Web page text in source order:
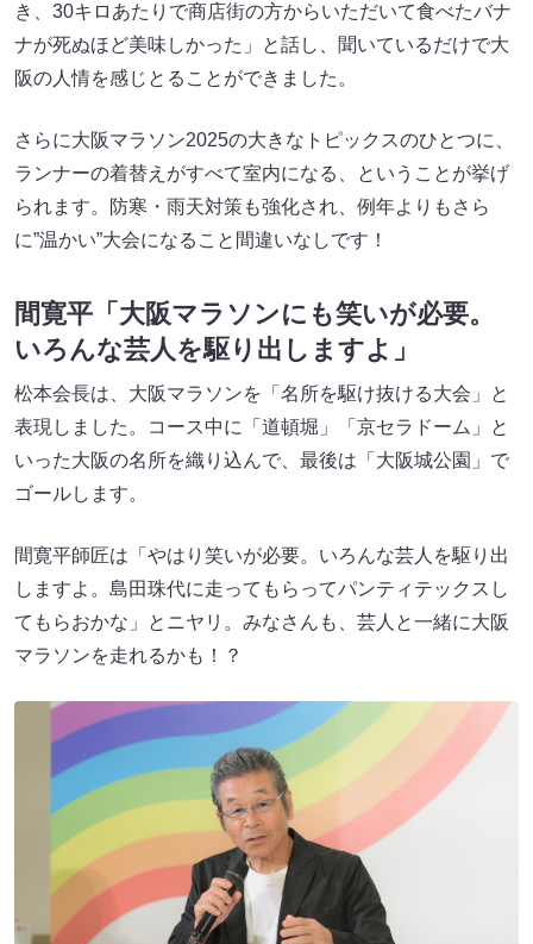
き、30キロあたりで商店街の方からいただいて食べたバナ
ナが死ぬほど美味しかった」と話し、聞いているだけで大
阪の人情を感じとることができました。
さらに大阪マラソン2025の大きなトピックスのひとつに、
ランナーの着替えがすべて室内になる、ということが挙げ
られます。防寒・雨天対策も強化され、例年よりもさら
に”温かい”大会になること間違いなしです！
間寛平「大阪マラソンにも笑いが必要。
いろんな芸人を駆り出しますよ」
松本会長は、大阪マラソンを「名所を駆け抜ける大会」と
表現しました。コース中に「道頓堀」「京セラドーム」と
いった大阪の名所を織り込んで、最後は「大阪城公園」で
ゴールします。
間寛平師匠は「やはり笑いが必要。いろんな芸人を駆り出
しますよ。島田珠代に走ってもらってパンティテックスし
てもらおかな」とニヤリ。みなさんも、芸人と一緒に大阪
マラソンを走れるかも！？